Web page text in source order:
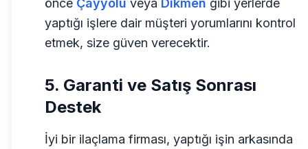
önce Çayyolu veya Dikmen gibi yerlerde
yaptığı işlere dair müşteri yorumlarını kontrol
etmek, size güven verecektir.
5. Garanti ve Satış Sonrası
Destek
İyi bir ilaçlama firması, yaptığı işin arkasında